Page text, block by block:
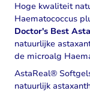
Hoge kwaliteit
Haematococcus
Doctor's Best
natuurlijke
de microalg
AstaReal®
natuurlijk